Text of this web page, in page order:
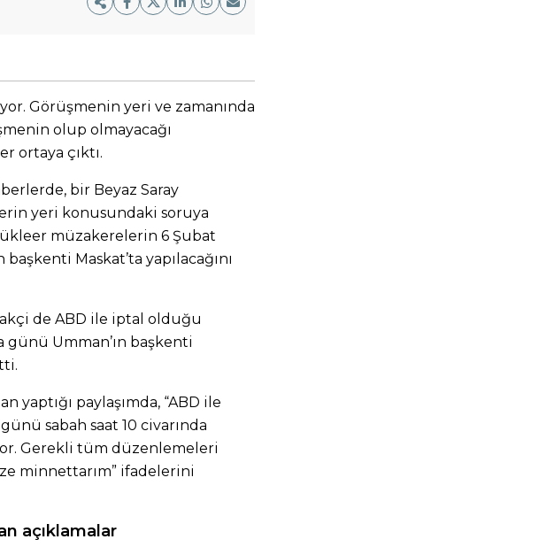
Görüşmenin yeri ve zamanında
olup olmayacağı
ortaya çıktı.
bir Beyaz Saray
yeri konusundaki soruya
müzakerelerin 6 Şubat
Maskat’ta yapılacağını
de ABD ile iptal olduğu
Umman’ın başkenti
yaptığı paylaşımda, “ABD ile
sabah saat 10 civarında
Gerekli tüm düzenlemeleri
minnettarım” ifadelerini
açıklamalar